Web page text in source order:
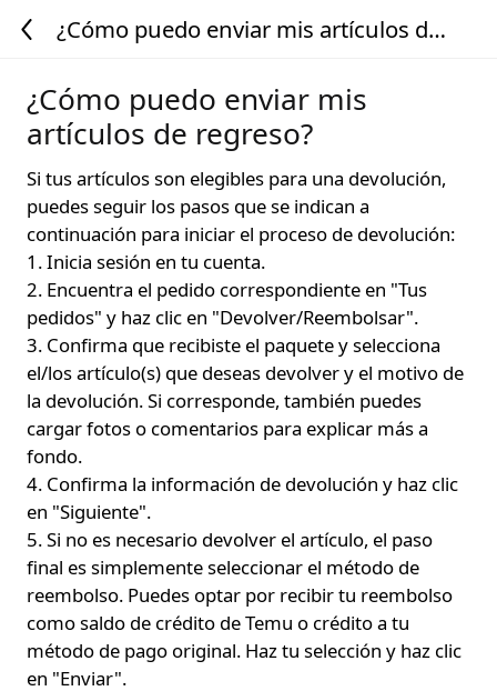
¿Cómo puedo enviar mis artículos de
¿Cómo puedo enviar mis
artículos de regreso?
Si tus artículos son elegibles para una devolución,
puedes seguir los pasos que se indican a
continuación para iniciar el proceso de devolución:
1. Inicia sesión en tu cuenta.
2. Encuentra el pedido correspondiente en "Tus
pedidos" y haz clic en "Devolver/Reembolsar".
3. Confirma que recibiste el paquete y selecciona
el/los artículo(s) que deseas devolver y el motivo de
la devolución. Si corresponde, también puedes
cargar fotos o comentarios para explicar más a
fondo.
4. Confirma la información de devolución y haz clic
en "Siguiente".
5. Si no es necesario devolver el artículo, el paso
final es simplemente seleccionar el método de
reembolso. Puedes optar por recibir tu reembolso
como saldo de crédito de Temu o crédito a tu
método de pago original. Haz tu selección y haz clic
en "Enviar".